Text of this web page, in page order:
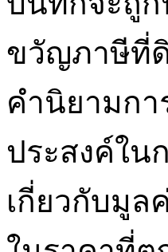
ขวัญภาษีที่ดิ
คำนิยามก
ประสงค์ใน
เกี่ยวกับมูล